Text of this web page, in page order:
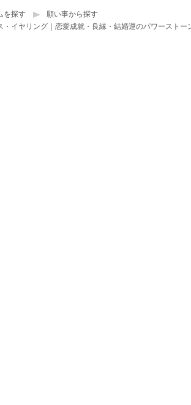
を探す
願い事から探す
・イヤリング｜恋愛成就・良縁・結婚運のパワーストー